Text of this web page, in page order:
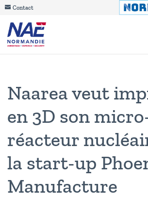
Contact
Naarea veut
en 3D son
réacteur
la start-up
Manufacture